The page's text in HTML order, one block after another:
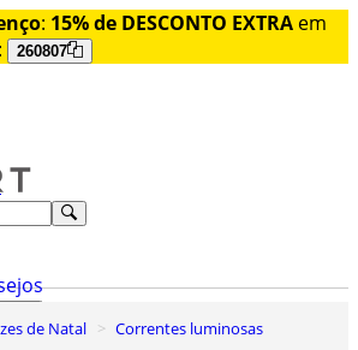
: 15% de DESCONTO EXTRA em
260807
de Natal
Correntes luminosas